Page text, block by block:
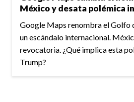
México y desata polémica
Google Maps renombra el Golfo
un escándalo internacional.
revocatoria. ¿Qué implica esta
Trump?